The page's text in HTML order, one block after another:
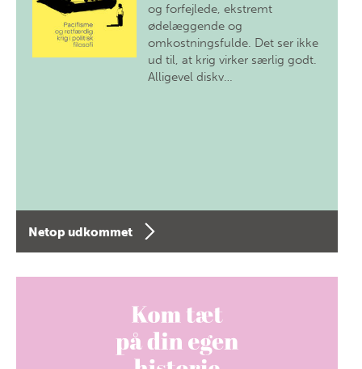
og forfejlede, ekstremt
ødelæggende og
omkostningsfulde. Det ser ikke
ud til, at krig virker særlig godt.
Alligevel diskv…
Netop udkommet